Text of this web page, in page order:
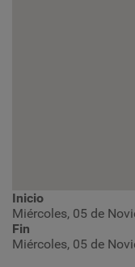
Inicio
Miércoles, 05 de
Fin
Miércoles, 05 de